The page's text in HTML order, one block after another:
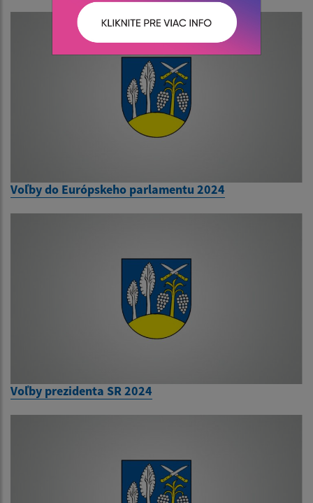
Voľby do Európskeho parlamentu 2024
Voľby prezidenta SR 2024